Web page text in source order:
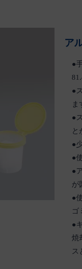
ア
●
●
ま
●
と
●
●
●
が
●
ゴ
●
焼
ス